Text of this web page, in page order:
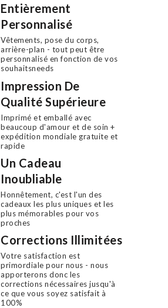
Entièrement
Personnalisé
Vêtements, pose du corps,
arrière-plan - tout peut être
personnalisé en fonction de vos
souhaitsneeds
Impression De
Qualité Supérieure
Imprimé et emballé avec
beaucoup d'amour et de soin +
expédition mondiale gratuite et
rapide
Un Cadeau
Inoubliable
Honnêtement, c'est l'un des
cadeaux les plus uniques et les
plus mémorables pour vos
proches
Corrections Illimitées
Votre satisfaction est
primordiale pour nous - nous
apporterons donc les
corrections nécessaires jusqu'à
ce que vous soyez satisfait à
100%